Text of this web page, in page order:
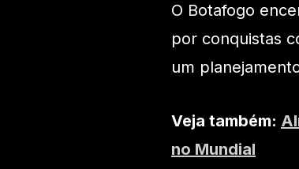
O Botafogo
por conquistas
um
Veja também:
no Mundial